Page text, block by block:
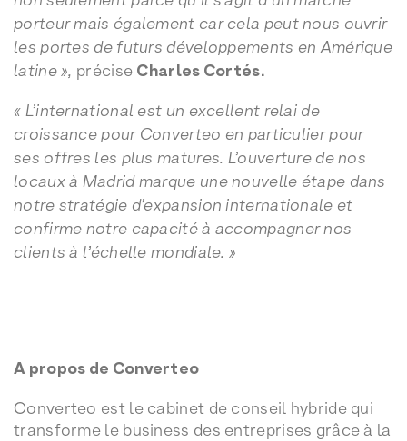
porteur mais également car cela peut nous ouvrir
les portes de futurs développements en Amérique
latine », précise Charles Cortés.
« L’international est un excellent relai de
croissance pour Converteo en particulier pour
ses offres les plus matures. L’ouverture de nos
locaux à Madrid marque une nouvelle étape dans
notre stratégie d’expansion internationale et
confirme notre capacité à accompagner nos
clients à l’échelle mondiale. »
A propos de Converteo
Converteo est le cabinet de conseil hybride qui
transforme le business des entreprises grâce à la